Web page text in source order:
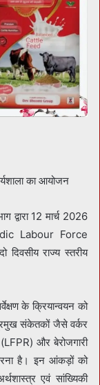
का आयोजन
द्वारा 12 मार्च 2026
Labour Force
राज्य स्तरीय
के क्रियान्वयन को
संकेतकों जैसे वर्कर
और बेरोजगारी
है। इन आंकड़ों को
एवं सांख्यिकी